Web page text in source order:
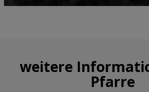
weitere
Pfarre